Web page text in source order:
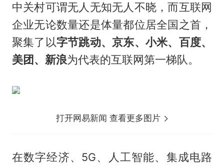
中关村可谓无人无知无人不晓，而互联网
企业无论数量还是体量都位居全国之首，
聚集了以字节跳动、京东、小米、百度、
美团、新浪为代表的互联网第一梯队。
打开网易新闻 查看更多图片
在数字经济、5G、人工智能、集成电路